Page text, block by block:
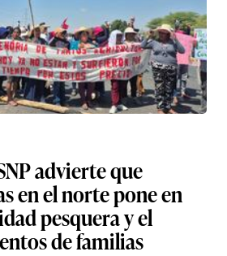
advierte que
en el norte pone en
pesquera y el
de familias